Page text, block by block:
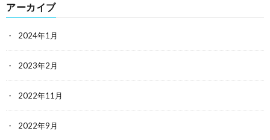
アーカイブ
2024年1月
2023年2月
2022年11月
2022年9月